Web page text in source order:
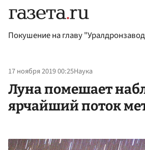
Покушение на главу
17 ноября 2019 00:25Наука
Луна помешает
ярчайший поток